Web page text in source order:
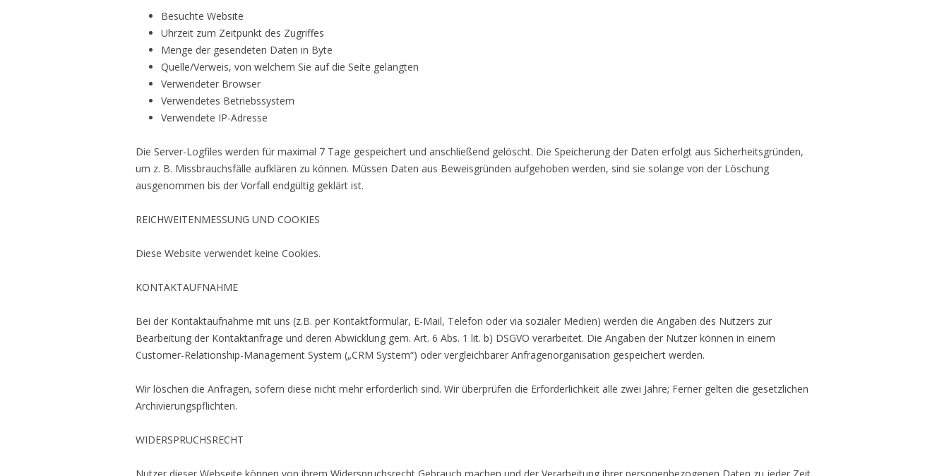
Besuchte Website
Uhrzeit zum Zeitpunkt des Zugriffes
Menge der gesendeten Daten in Byte
Quelle/Verweis, von welchem Sie auf die Seite gelangten
Verwendeter Browser
Verwendetes Betriebssystem
Verwendete IP-Adresse
Die Server-Logfiles werden für maximal 7 Tage gespeichert und anschließend gelöscht. Die Speicherung der Daten erfolgt aus Sicherheitsgründen,
um z. B. Missbrauchsfälle aufklären zu können. Müssen Daten aus Beweisgründen aufgehoben werden, sind sie solange von der Löschung
ausgenommen bis der Vorfall endgültig geklärt ist.
REICHWEITENMESSUNG UND COOKIES
Diese Website verwendet keine Cookies.
KONTAKTAUFNAHME
Bei der Kontaktaufnahme mit uns (z.B. per Kontaktformular, E-Mail, Telefon oder via sozialer Medien) werden die Angaben des Nutzers zur
Bearbeitung der Kontaktanfrage und deren Abwicklung gem. Art. 6 Abs. 1 lit. b) DSGVO verarbeitet. Die Angaben der Nutzer können in einem
Customer-Relationship-Management System („CRM System“) oder vergleichbarer Anfragenorganisation gespeichert werden.
Wir löschen die Anfragen, sofern diese nicht mehr erforderlich sind. Wir überprüfen die Erforderlichkeit alle zwei Jahre; Ferner gelten die gesetzlichen
Archivierungspflichten.
WIDERSPRUCHSRECHT